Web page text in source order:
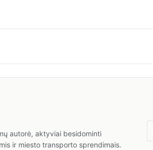
autorė, aktyviai besidominti
ir miesto transporto sprendimais.